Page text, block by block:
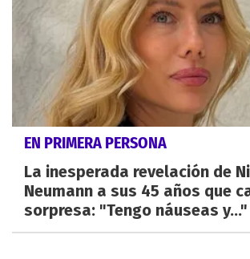
EN PRIMERA PERSONA
La inesperada revelación de
Neumann a sus 45 años que
sorpresa: "Tengo náuseas y..."